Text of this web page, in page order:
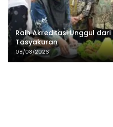
Raih Akreditasi Unggul dari
Tasyakuran
08/08/2026